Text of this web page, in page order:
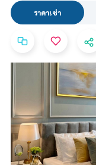
ราคาเช่า